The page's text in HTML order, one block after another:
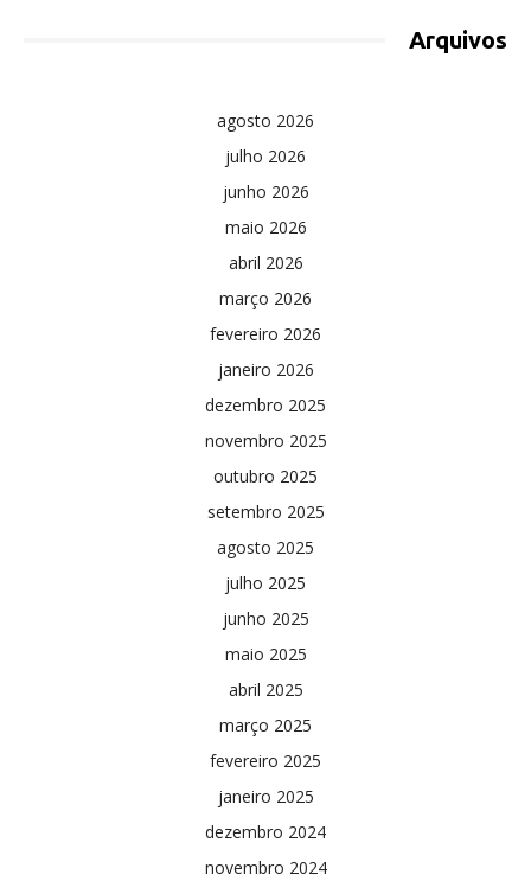
Arquivos
agosto 2026
julho 2026
junho 2026
maio 2026
abril 2026
março 2026
fevereiro 2026
janeiro 2026
dezembro 2025
novembro 2025
outubro 2025
setembro 2025
agosto 2025
julho 2025
junho 2025
maio 2025
abril 2025
março 2025
fevereiro 2025
janeiro 2025
dezembro 2024
novembro 2024